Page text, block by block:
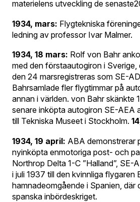
materielens utveckling de
1934, mars: Flygtekniska
ledning av professor Ivar Malmer.
1934, 18 mars: Rolf von Bahr
med den förstaautogiron i Sverige,
den 24 marsregistreras som SE-
Bahrsamlade fler flygtimmar på
annan i världen. von Bahr skänkte
senare inköpta autogiron SE-AEA
till Tekniska Museet i Stockholm. 14
1934, 19 april: ABA demonstrerar
nyinköpta enmotoriga post- och
Northrop Delta 1-C ”Halland”, SE-
i juli 1937 till den kvinnliga flygaren
hamnadeomgående i Spanien, där
spanska inbördeskriget.